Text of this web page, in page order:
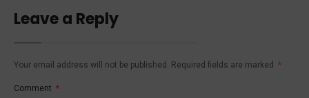
Leave a Reply
Your email address will not be published. Required fields are marked *
Comment *